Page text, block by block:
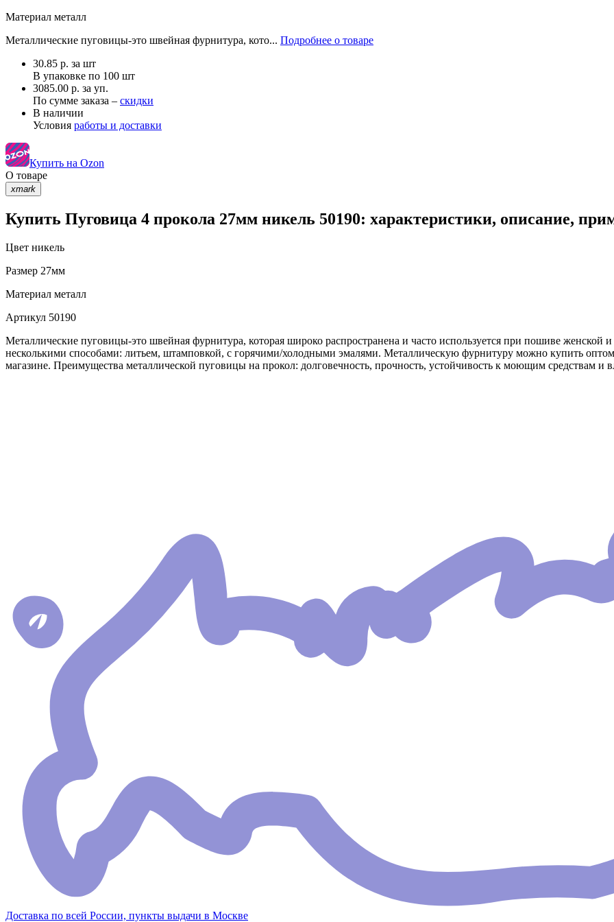
Материал металл
Металлические пуговицы-это швейная фурнитура, кото... Подробнее о товаре
30.85 р. за шт
В упаковке по 100 шт
3085.00 р. за уп.
По сумме заказа – скидки
В наличии
Условия работы и доставки
Купить на Ozon
О товаре
xmark
Купить Пуговица 4 прокола 27мм никель 50190: характеристики, описание,
Цвет никель
Размер 27мм
Материал металл
Артикул 50190
Металлические пуговицы-это швейная фурнитура, которая широко распространена и часто используется при пошиве
несколькими способами: литьем, штамповкой, с горячими/холодными эмалями. Металлическую фурнитуру можно купить
магазине. Преимущества металлической пуговицы на прокол: долговечность, прочность, устойчивость к моющим средствам и
Доставка по всей России, пункты выдачи в Москве